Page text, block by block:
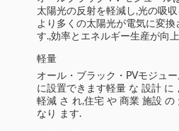
太陽光の反射を軽減し,光の吸
より多くの太陽光が電気に変換
す.,効率とエネルギー生産が向
軽量
オール・ブラック・PVモジュ
に設置できます軽量 な 設計 に
軽減 さ れ,住宅 や 商業 施設 の
なり ます.